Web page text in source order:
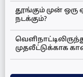
தூங்கும் முன்
நடக்கும்?
முதலீட்டுக்காக